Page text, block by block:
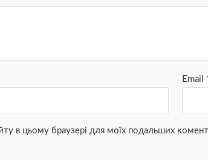
Email
в цьому браузері для моїх подальших